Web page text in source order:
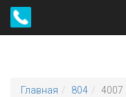
Главная 804 4007